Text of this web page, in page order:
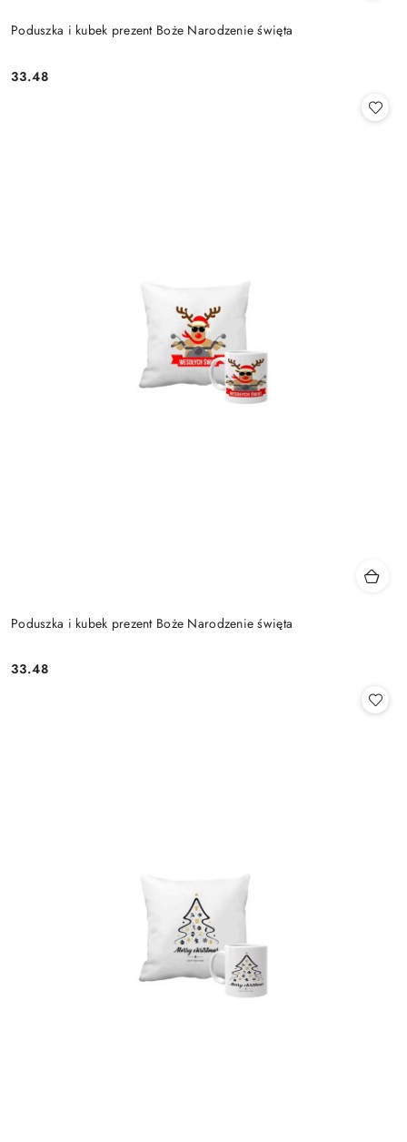
Poduszka i kubek prezent Boże Narodzenie święta
Cena:
33.48
Poduszka i kubek prezent Boże Narodzenie święta
Cena:
33.48